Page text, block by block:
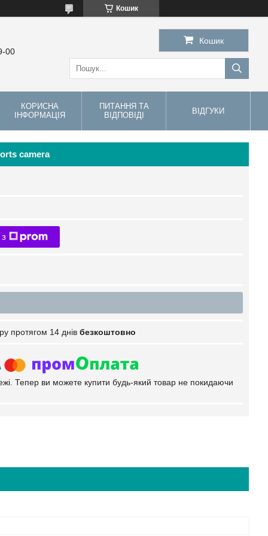
Кошик
00
Кошик
КОРИСНА
ІНФОРМАЦІЯ
ПИТАННЯ ТА
ВІДПОВІДІ
ВІДГУКИ
camera
протягом 14 днів безкоштовно
Тепер ви можете купити будь-який товар не покидаючи